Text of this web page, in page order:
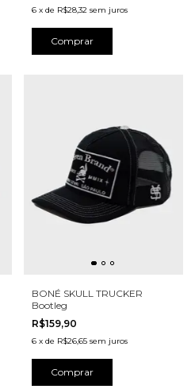
6 x de R$28,32 sem juros
Comprar
BONÉ SKULL TRUCKER
Bootleg
R$159,90
6 x de R$26,65 sem juros
Comprar